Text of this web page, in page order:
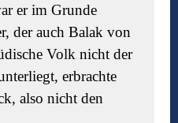
er im Grunde
der auch Balak von
Volk nicht der
erbrachte
also nicht den